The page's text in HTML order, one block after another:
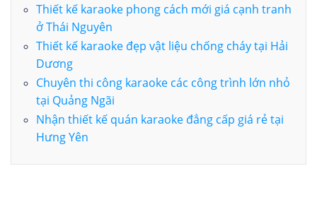
Thiết kế karaoke phong cách mới giá cạnh tranh
ở Thái Nguyên
Thiết kế karaoke đẹp vật liệu chống cháy tại Hải
Dương
Chuyên thi công karaoke các công trình lớn nhỏ
tại Quảng Ngãi
Nhận thiết kế quán karaoke đẳng cấp giá rẻ tại
Hưng Yên